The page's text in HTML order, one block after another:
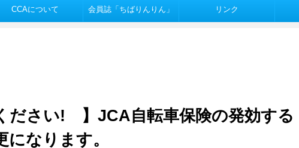
CCAについて 会員誌「ちばりんりん」 リンク
ださい! 】JCA自転車保険の発効する
になります。